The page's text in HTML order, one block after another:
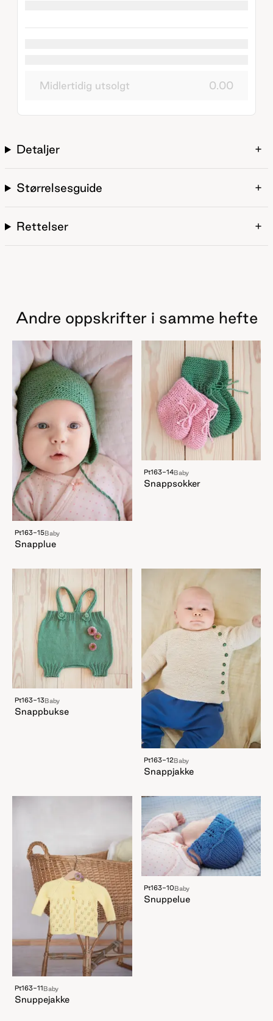
Midlertidig utsolgt 0.00
Detaljer
Størrelsesguide
Rettelser
Andre oppskrifter i samme hefte
Pt163-15Baby
Snapplue
Pt163-14Baby
Snappsokker
Pt163-13Baby
Snappbukse
Pt163-12Baby
Snappjakke
Pt163-11Baby
Snuppejakke
Pt163-10Baby
Snuppelue